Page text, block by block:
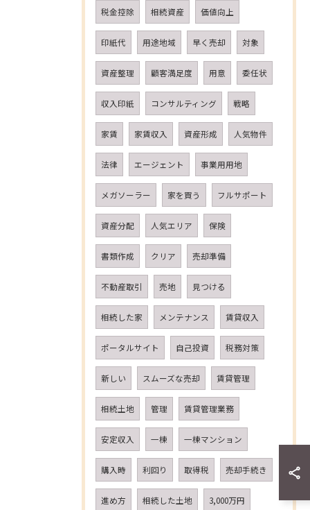
税金控除 相続資産 価値向上
印紙代 用途地域 早く売却 対象
資産整理 顧客満足度 用意 委任状
収入印紙 コンサルティング 戦略
家賃 家賃収入 資産形成 人気物件
法律 エージェント 事業用用地
メガソーラー 家を買う フルサポート
資産分配 人気エリア 保険
書類作成 クリア 売却準備
不動産取引 売地 見つける
相続した家 メンテナンス 賃貸収入
ポータルサイト 自己投資 税務対策
新しい スムーズな売却 賃貸管理
相続土地 管理 賃貸管理業務
安定収入 一棟 一棟マンション
購入時 利回り 取得税 売却手続き
進め方 相続した土地 3,000万円